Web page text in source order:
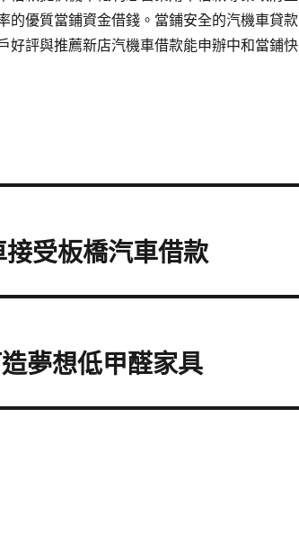
的優質當鋪資金借錢。當鋪安全的汽機車貸款
好評與推薦新店汽機車借款能申辦中和當鋪快
受板橋汽車借款
夢想低甲醛家具